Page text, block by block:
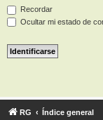
Recordar
Ocultar mi estado de
RG Índice general